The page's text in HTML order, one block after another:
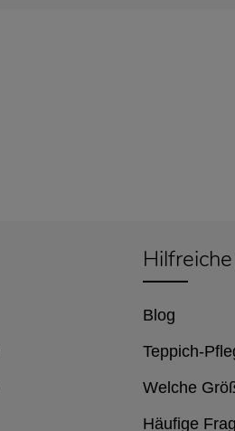
Blog
Teppich-
Welche
Häufige